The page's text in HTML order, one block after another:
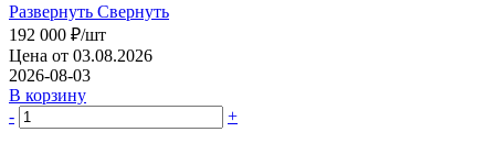
Развернуть Свернуть
192 000 ₽/шт
Цена от 03.08.2026
2026-08-03
В корзину
-
+